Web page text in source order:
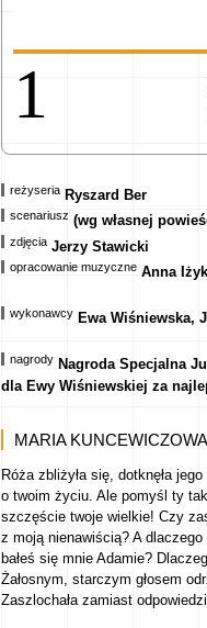
reżyseria Ryszard Ber
scenariusz (wg własnej
zdjęcia Jerzy Stawicki
opracowanie muzyczne Anna
wykonawcy Ewa Wiśniewska,
nagrody Nagroda Specjalna
dla Ewy Wiśniewskiej za
MARIA
Róża zbliżyła się, dotknęła
o twoim życiu. Ale pomyśl ty
szczęście twoje wielkie! Czy
z moją nienawiścią? A
bałeś się mnie Adamie?
Żałosnym, starczym głosem
Zaszlochała zamiast odpowiedzi.